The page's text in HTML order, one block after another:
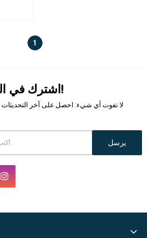
1
اشترك في النشرة الإخبارية!
لا تفوت أي شيء: احصل على آخر التحديثات
يرسل